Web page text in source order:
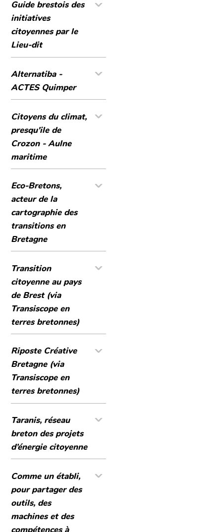
Guide brestois des
initiatives
citoyennes par le
Lieu-dit
Alternatiba -
ACTES Quimper
Citoyens du climat,
presqu'ile de
Crozon - Aulne
maritime
Eco-Bretons,
acteur de la
cartographie des
transitions en
Bretagne
Transition
citoyenne au pays
de Brest (via
Transiscope en
terres bretonnes)
Riposte Créative
Bretagne (via
Transiscope en
terres bretonnes)
Taranis, réseau
breton des projets
d’énergie citoyenne
Comme un établi,
pour partager des
outils, des
machines et des
compétences à